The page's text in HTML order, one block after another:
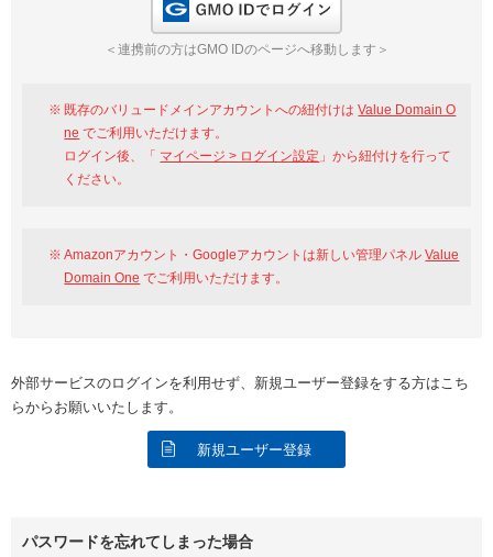
※AmazonはValue Domain Oneのログイン画面へ遷移します
GMO ID
＜連携前の方はGMO IDのページへ移動します＞
既存のバリュードメインアカウントへの紐付けはValue Domain O
ne でご利用いただけます。
ログイン後、「 マイページ > ログイン設定 」から紐付けを行って
ください。
Amazonアカウント・Googleアカウントは新しい管理パネルValue
Domain One でご利用いただけます。
外部サービスのログインを利用せず、新規ユーザー登録をする方はこち
らからお願いいたします。
新規ユーザー登録
パスワードを忘れてしまった場合